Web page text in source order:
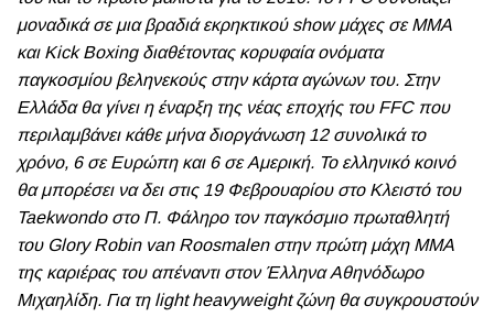
μοναδικά σε μια βραδιά εκρηκτικού show μάχες σε ΜΜΑ
και Kick Boxing διαθέτοντας κορυφαία ονόματα
παγκοσμίου βεληνεκούς στην κάρτα αγώνων του. Στην
Ελλάδα θα γίνει η έναρξη της νέας εποχής του FFC που
περιλαμβάνει κάθε μήνα διοργάνωση 12 συνολικά το
χρόνο, 6 σε Ευρώπη και 6 σε Αμερική. Το ελληνικό κοινό
θα μπορέσει να δει στις 19 Φεβρουαρίου στο Κλειστό του
Taekwondo στο Π. Φάληρο τον παγκόσμιο πρωταθλητή
του Glory Robin van Roosmalen στην πρώτη μάχη ΜΜΑ
της καριέρας του απέναντι στον Έλληνα Αθηνόδωρο
Μιχαηλίδη. Για τη light heavyweight ζώνη θα συγκρουστούν